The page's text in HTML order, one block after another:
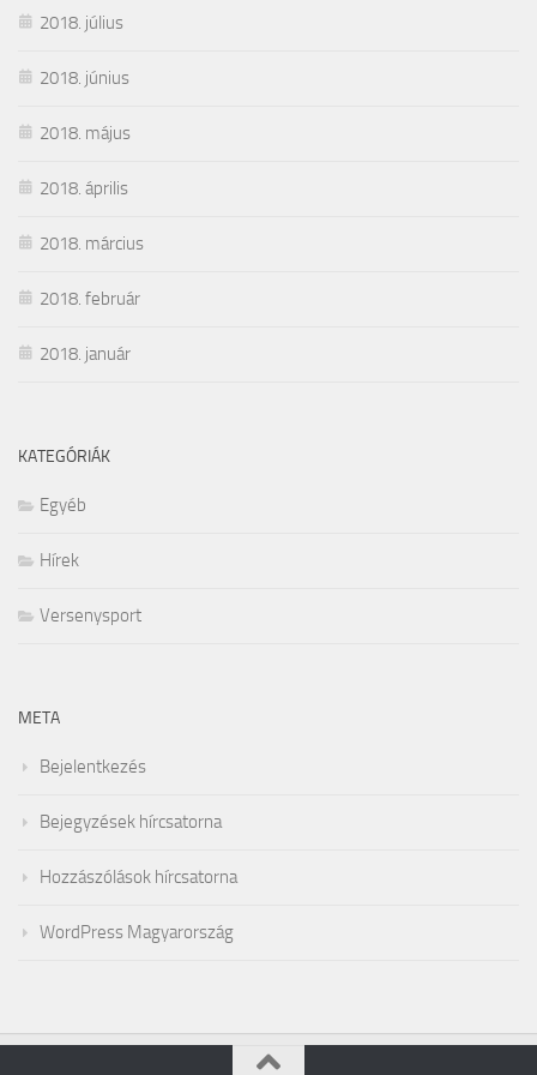
2018. július
2018. június
2018. május
2018. április
2018. március
2018. február
2018. január
KATEGÓRIÁK
Egyéb
Hírek
Versenysport
META
Bejelentkezés
Bejegyzések hírcsatorna
Hozzászólások hírcsatorna
WordPress Magyarország